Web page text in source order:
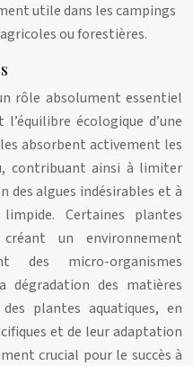
utile dans les campings
ou forestières.
rôle absolument essentiel
écologique d’une
absorbent activement les
contribuant ainsi à limiter
algues indésirables et à
Certaines plantes
un environnement
des micro-organismes
dégradation des matières
plantes aquatiques, en
et de leur adaptation
crucial pour le succès à